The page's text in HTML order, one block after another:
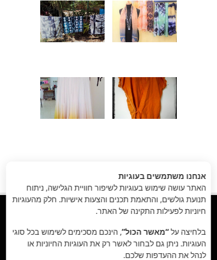

סדנאות יום הולדת טאי דאי, סדנאות יצירה למבוגרים,
סדנת בדים יפנית, Shibori, סדנת עיצוב בגדים, סדנאות
יום הולדת, סדנאות יצירה לאירוע חברה, סדנא מיוחדת
אנחנו משתמשים בעוגיות
האתר עושה שימוש בעוגיות לשיפור חוויית הגלישה, ניתוח
תנועת גולשים, והתאמת תכנים והצעות אישיות. חלק מהעוגיות
חיוניות לפעילות התקינה של האתר.
בלחיצה על“מאשר הכול”, הינכם מסכימים לשימוש בכל סוגי
העוגיות. ניתן גם לבחור לאשר רק את העוגיות החיוניות או
לנהל את ההעדפות שלכם.